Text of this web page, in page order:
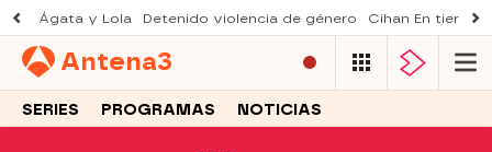
Ágata y Lola Detenido violencia de género Cihan En tierra
Antena3
SERIES PROGRAMAS NOTICIAS